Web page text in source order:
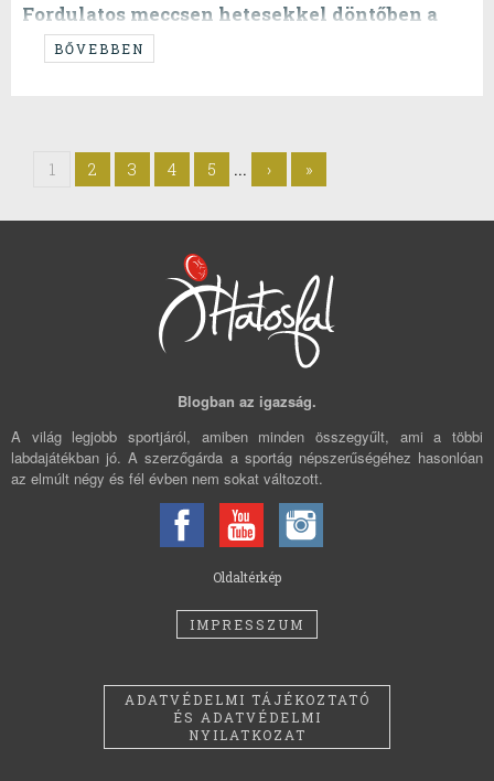
Fordulatos meccsen hetesekkel döntőben a
Veszprém
BŐVEBBEN
1 2 3 4 5 ... › »
Blogban az igazság.
A világ legjobb sportjáról, amiben minden összegyűlt, ami a többi
labdajátékban jó. A szerzőgárda a sportág népszerűségéhez hasonlóan
az elmúlt négy és fél évben nem sokat változott.
Oldaltérkép
IMPRESSZUM
ADATVÉDELMI TÁJÉKOZTATÓ
ÉS ADATVÉDELMI
NYILATKOZAT